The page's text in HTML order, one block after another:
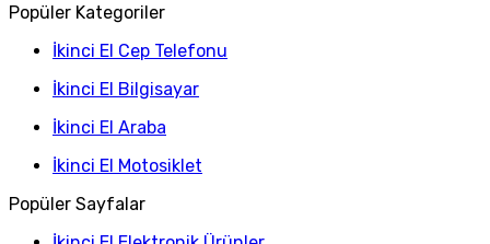
Popüler Kategoriler
İkinci El Cep Telefonu
İkinci El Bilgisayar
İkinci El Araba
İkinci El Motosiklet
Popüler Sayfalar